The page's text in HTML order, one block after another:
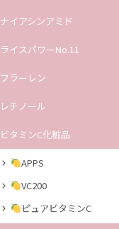
ナイアシンアミド
ライスパワーNo.11
フラーレン
レチノール
ビタミンC化粧品
APPS
VC200
ピュアビタミンC